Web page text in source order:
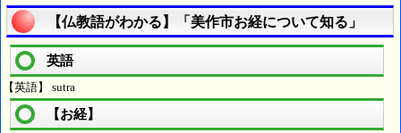
【仏教語がわかる】「美作市お経について知る」
英語
【英語】 sutra
【お経】